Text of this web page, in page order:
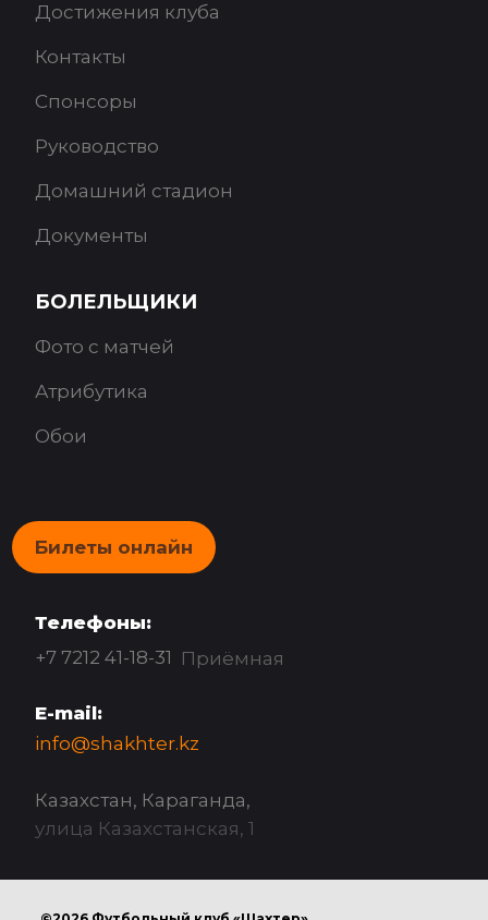
Достижения клуба
Контакты
Спонсоры
Руководство
Домашний стадион
Документы
БОЛЕЛЬЩИКИ
Фото с матчей
Атрибутика
Обои
Билеты онлайн
Телефоны:
+7 7212 41-18-31 Приёмная
E-mail:
info@shakhter.kz
Казахстан, Караганда,
улица Казахстанская, 1